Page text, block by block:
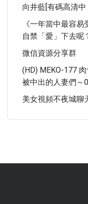
向井藍[有碼高清中
《一年當中最容
自禁「愛」下去呢
微信資源分享群
(HD) MEKO-177
被中出的人妻們～
美女視頻不夜城聊